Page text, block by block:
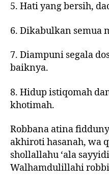
5. Hati yang bersih,
6. Dikabulkan semua
7. Diampuni segala
baiknya.
8. Hidup istiqomah
khotimah.
Robbana atina
akhiroti hasanah, wa
shollallahu ‘ala
Walhamdulillahi